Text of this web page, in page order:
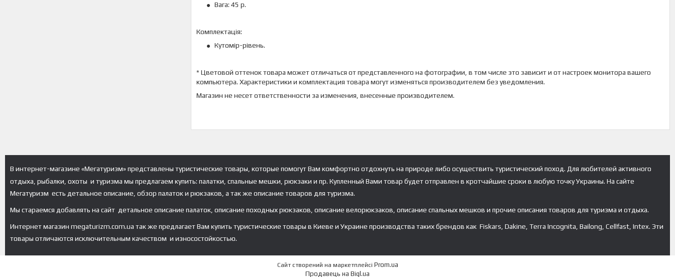
Вага: 45 р.
Комплектація:
Кутомір-рівень.
* Цветовой оттенок товара может отличаться от представленного на фотографии, в том числе это зависит и от настроек монитора вашего
компьютера. Характеристики и комплектация товара могут изменяться производителем без уведомления.
Магазин не несет ответственности за изменения, внесенные производителем.
В интернет-магазине «Мегатуризм» представлены туристические товары, которые помогут Вам комфортно отдохнуть на природе либо осуществить туристический поход. Для любителей активного
отдыха, рыбалки, охоты и туризма мы предлагаем купить: палатки, спальные мешки, рюкзаки и пр. Купленный Вами товар будет отправлен в кротчайшие сроки в любую точку Украины. На сайте
Мегатуризм есть детальное описание, обзор палаток и рюкзаков, а так же описание товаров для туризма.
Мы стараемся добавлять на сайт детальное описание палаток, описание походных рюкзаков, описание велорюкзаков, описание спальных мешков и прочие описания товаров для туризма и отдыха.
Интернет магазин megaturizm.com.ua так же предлагает Вам купить туристические товары в Киеве и Украине производства таких брендов как Fiskars, Dakine, Terra Incognita, Bailong, Cellfast, Intex. Эти
товары отличаются исключительным качеством и износостойкостью.
Сайт створений на маркетплейсі Prom.ua
Продавець на Bigl.ua